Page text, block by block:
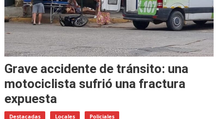
Grave accidente de tránsito: una
motociclista sufrió una fractura
expuesta
Destacadas Locales Policiales